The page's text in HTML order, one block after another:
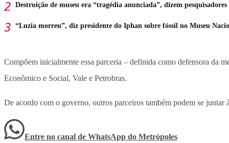
Destruição de museu era “tragédia anunciada”, dizem pesquisadores
“Luzia morreu”, diz presidente do Iphan sobre fóssil no Museu
Compõem inicialmente essa parceria – definida como defensora da
Econômico e Social, Vale e Petrobras.
De acordo com o governo, outros parceiros também podem se juntar
Entre no canal de WhatsApp do Metrópoles